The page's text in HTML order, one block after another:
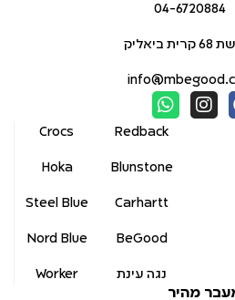
מהיר
Redback
Blunstone
Carhartt
BeGood
נגה עינת
Crocs
Hoka
Steel Blue
Nord Blue
Worker
04-6720884
ביאליק